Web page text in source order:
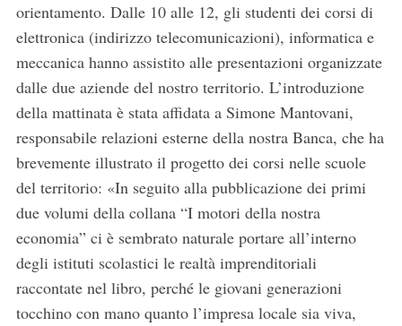
orientamento. Dalle 10 alle 12, gli studenti dei corsi di
elettronica (indirizzo telecomunicazioni), informatica e
meccanica hanno assistito alle presentazioni organizzate
dalle due aziende del nostro territorio. L’introduzione
della mattinata è stata affidata a Simone Mantovani,
responsabile relazioni esterne della nostra Banca, che ha
brevemente illustrato il progetto dei corsi nelle scuole
del territorio: «In seguito alla pubblicazione dei primi
due volumi della collana “I motori della nostra
economia” ci è sembrato naturale portare all’interno
degli istituti scolastici le realtà imprenditoriali
raccontate nel libro, perché le giovani generazioni
tocchino con mano quanto l’impresa locale sia viva,